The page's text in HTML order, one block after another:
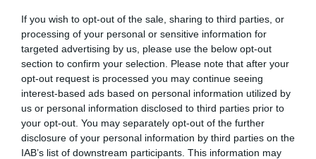
If you wish to opt-out of the sale, sharing to third parties, or
processing of your personal or sensitive information for
targeted advertising by us, please use the below opt-out
section to confirm your selection. Please note that after your
opt-out request is processed you may continue seeing
interest-based ads based on personal information utilized by
us or personal information disclosed to third parties prior to
your opt-out. You may separately opt-out of the further
disclosure of your personal information by third parties on the
IAB’s list of downstream participants. This information may
Pablo, dibujé y me enfoqué en la narrativa gráfica. Y
eso me dio una seguridad para animarme a publicar mis
propias obras.